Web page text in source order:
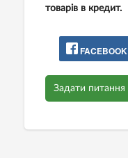
товарів в кредит.
FACEBOOK
Задати питання